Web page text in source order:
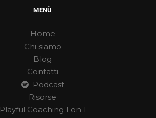
MENÙ
Home
Chi siamo
Blog
Contatti
Podcast
Risorse
Playful Coaching 1 on 1